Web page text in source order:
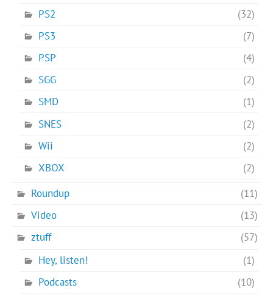
PS2
(32)
PS3
(7)
PSP
(4)
SGG
(2)
SMD
(1)
SNES
(2)
Wii
(2)
XBOX
(2)
Roundup
(11)
Video
(13)
ztuff
(57)
Hey, listen!
(1)
Podcasts
(10)